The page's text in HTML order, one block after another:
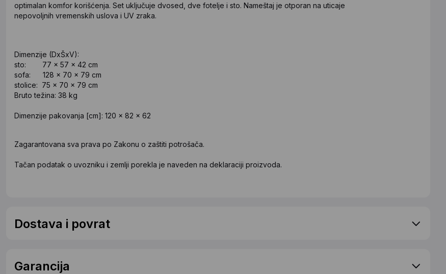
optimalan komfor korišćenja. Set uključuje dvosed, dve fotelje i sto. Nameštaj je otporan na uticaje
nepovoljnih vremenskih uslova i UV zraka.
Dimenzije (DxŠxV):
sto: 77 x 57 x 42 cm
sofa: 128 x 70 x 79 cm
stolice: 75 x 70 x 79 cm
Bruto težina: 38 kg
Dimenzije pakovanja [cm]: 120 x 82 x 62
Zagarantovana sva prava po Zakonu o zaštiti potrošača.
Tačan podatak o uvozniku i zemlji porekla je naveden na deklaraciji proizvoda.
Dostava i povrat
Garancija